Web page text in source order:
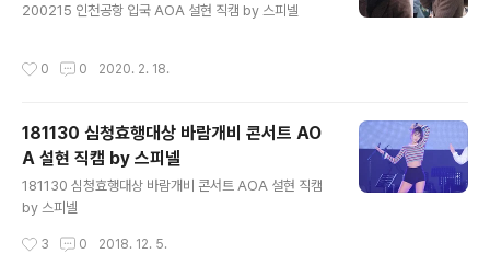
200215 인천공항 입국 AOA 설현 직캠 by 스피넬
0 0 2020. 2. 18.
181130 심청효행대상 바람개비 콘서트 AO
A 설현 직캠 by 스피넬
181130 심청효행대상 바람개비 콘서트 AOA 설현 직캠
by 스피넬
3 0 2018. 12. 5.